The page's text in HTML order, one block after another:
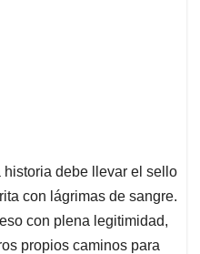
debe llevar el sello
con lágrimas de sangre.
con plena legitimidad,
propios caminos para